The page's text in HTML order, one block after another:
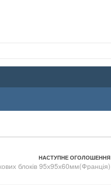
НАСТУПНЕ ОГОЛОШЕННЯ
блоків 95х95х60мм(Франція)